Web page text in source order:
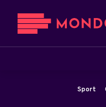
Sport